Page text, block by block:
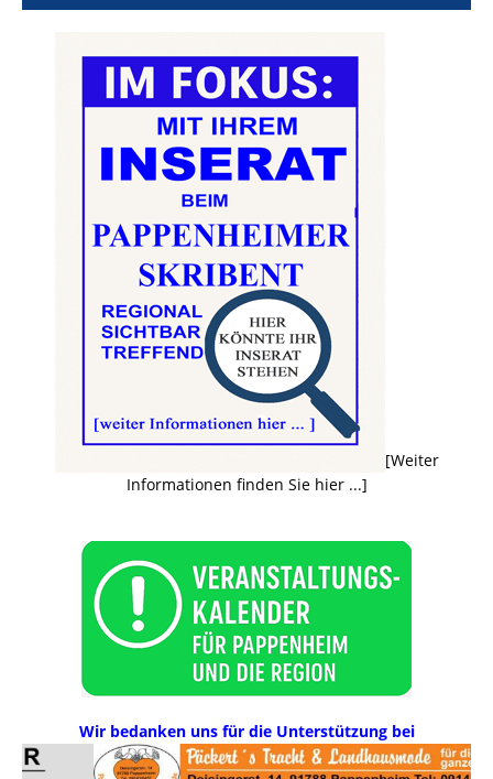
[Weiter
Informationen finden Sie hier ...]
Wir bedanken uns für die Unterstützung bei